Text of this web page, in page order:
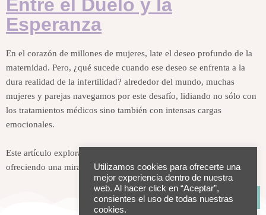
Entre el Duelo y la
Esperanza
En el corazón de millones de mujeres, late el deseo profundo de la
maternidad. Pero, ¿qué sucede cuando ese deseo se enfrenta a la
dura realidad de la infertilidad? alrededor del mundo, muchas
mujeres y parejas navegamos por este desafío, lidiando no sólo con
los tratamientos médicos sino también con intensas cargas
emocionales.
Este artículo explora el impacto psicológico de la infertilidad,
ofreciendo una mirada hacia el duelo, la resiliencia y la esperanza.
Leer más
Utilizamos cookies para ofrecerte una
mejor experiencia dentro de nuestra
web. Al hacer click en “Aceptar”,
consientes el uso de todas nuestras
cookies.